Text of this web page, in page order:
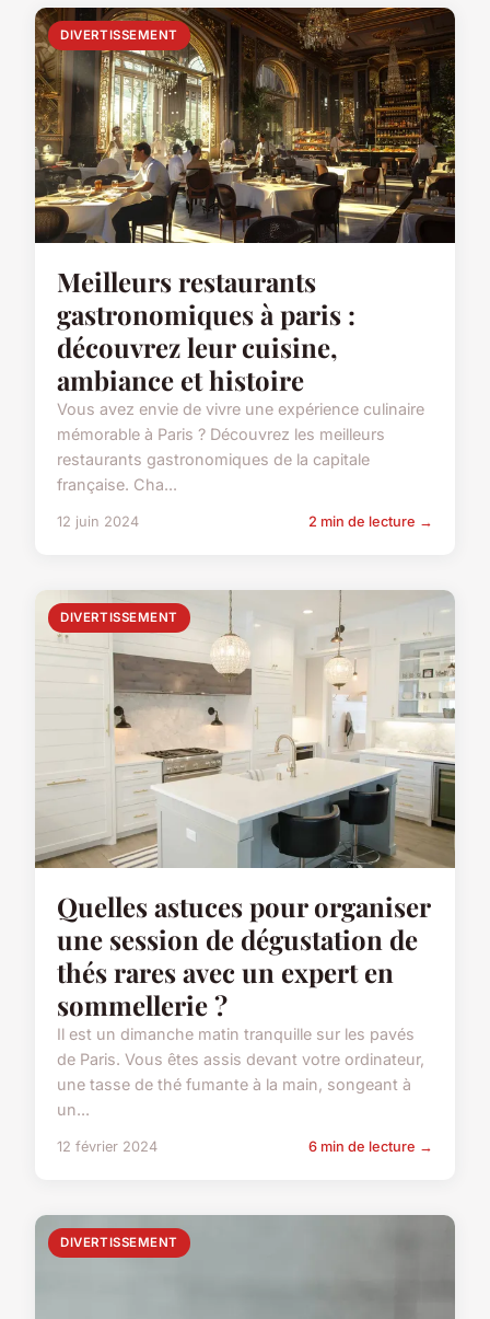
DIVERTISSEMENT
Meilleurs restaurants
gastronomiques à paris :
découvrez leur cuisine,
ambiance et histoire
Vous avez envie de vivre une expérience culinaire
mémorable à Paris ? Découvrez les meilleurs
restaurants gastronomiques de la capitale
française. Cha...
12 juin 2024 2 min de lecture →
DIVERTISSEMENT
Quelles astuces pour organiser
une session de dégustation de
thés rares avec un expert en
sommellerie ?
Il est un dimanche matin tranquille sur les pavés
de Paris. Vous êtes assis devant votre ordinateur,
une tasse de thé fumante à la main, songeant à
un...
12 février 2024 6 min de lecture →
DIVERTISSEMENT